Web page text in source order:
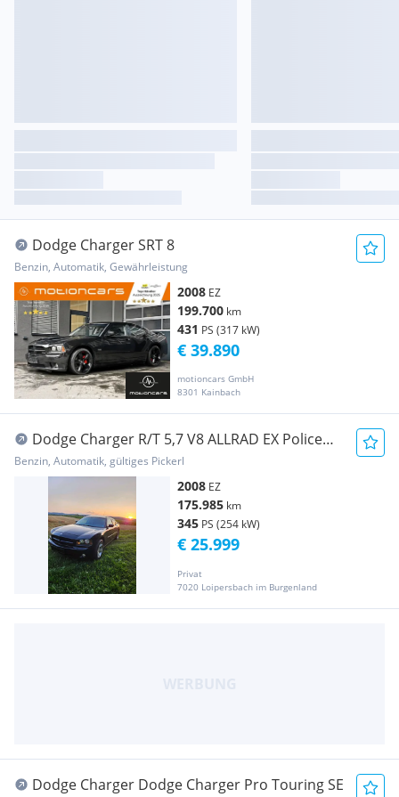
Dodge Charger SRT 8
Benzin, Automatik, Gewährleistung
2008 EZ
199.700 km
431 PS (317 kW)
motioncars GmbH
8301 Kainbach
€ 39.890
Dodge Charger R/T 5,7 V8 ALLRAD EX Police
Car Pickerl bis 06/27
Benzin, Automatik, gültiges Pickerl
2008 EZ
175.985 km
345 PS (254 kW)
Privat
7020 Loipersbach im Burgenland
€ 25.999
Dodge Charger Dodge Charger Pro Touring SE